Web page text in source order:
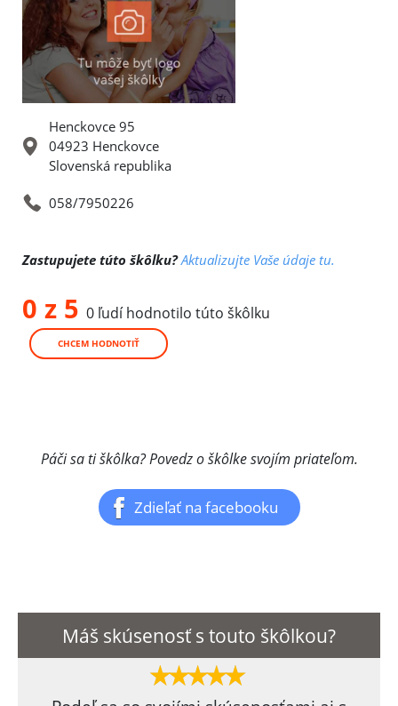
Henckovce 95
04923 Henckovce
Slovenská republika
058/7950226
Zastupujete túto škôlku? Aktualizujte Vaše údaje tu.
0 z 5 0 ľudí hodnotilo túto škôlku
CHCEM HODNOTIŤ
Páči sa ti škôlka? Povedz o škôlke svojím priateľom.
Zdieľať na facebooku
Máš skúsenosť s touto škôlkou?